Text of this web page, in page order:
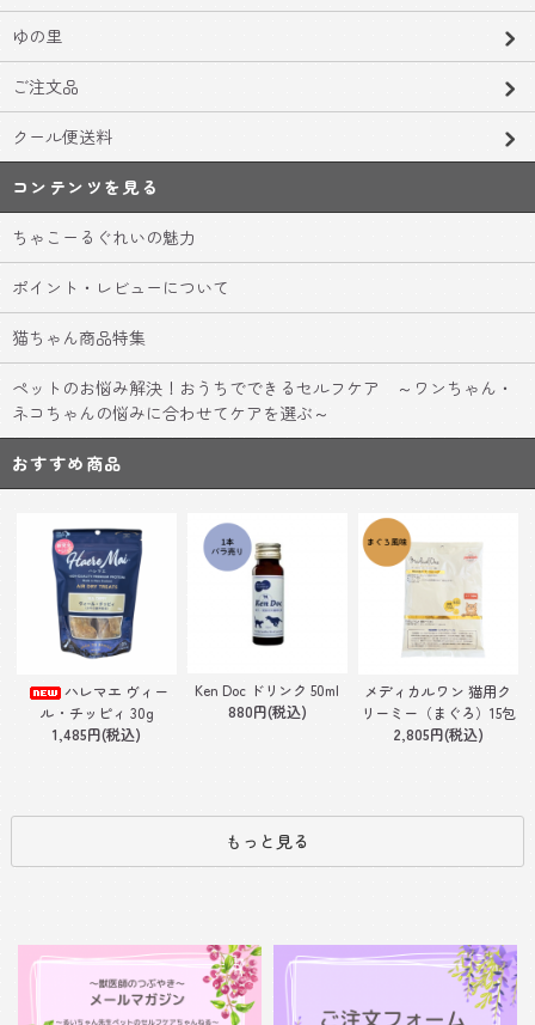
ゆの里
ご注文品
クール便送料
コンテンツを見る
ちゃこーるぐれいの魅力
ポイント・レビューについて
猫ちゃん商品特集
ペットのお悩み解決！おうちでできるセルフケア ～ワンちゃん・
ネコちゃんの悩みに合わせてケアを選ぶ～
おすすめ商品
ハレマエ ヴィー
ル・チッピィ 30g
1,485円(税込)
Ken Doc ドリンク 50ml
880円(税込)
メディカルワン 猫用ク
リーミー（まぐろ）15包
2,805円(税込)
もっと見る